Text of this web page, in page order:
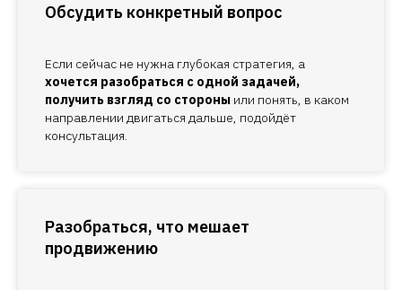
Обсудить конкретный вопрос
Если сейчас не нужна глубокая стратегия, а
хочется разобраться с одной задачей,
получить взгляд со стороны или понять, в каком
направлении двигаться дальше, подойдёт
консультация.
Разобраться, что мешает
продвижению